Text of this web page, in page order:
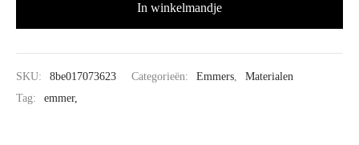
In winkelmandje
SKU: 8be017073623 Categorieën: Emmers,
Materialen
Tag:
emmer,